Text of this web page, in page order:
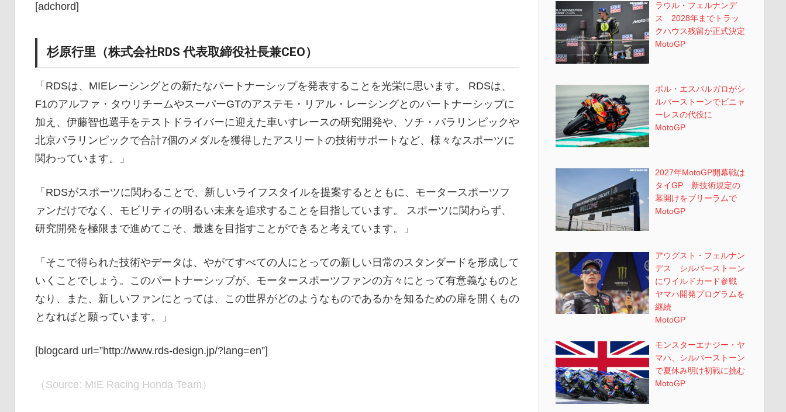
[adchord]
杉原行里（株式会社RDS 代表取締役社長兼CEO）
「RDSは、MIEレーシングとの新たなパートナーシップを発表することを光栄に思います。 RDSは、
F1のアルファ・タウリチームやスーパーGTのアステモ・リアル・レーシングとのパートナーシップに
加え、伊藤智也選手をテストドライバーに迎えた車いすレースの研究開発や、ソチ・パラリンピックや
北京パラリンピックで合計7個のメダルを獲得したアスリートの技術サポートなど、様々なスポーツに
関わっています。」
「RDSがスポーツに関わることで、新しいライフスタイルを提案するとともに、モータースポーツフ
ァンだけでなく、モビリティの明るい未来を追求することを目指しています。 スポーツに関わらず、
研究開発を極限まで進めてこそ、最速を目指すことができると考えています。」
「そこで得られた技術やデータは、やがてすべての人にとっての新しい日常のスタンダードを形成して
いくことでしょう。このパートナーシップが、モータースポーツファンの方々にとって有意義なものと
なり、また、新しいファンにとっては、この世界がどのようなものであるかを知るための扉を開くもの
となればと願っています。」
[blogcard url=”http://www.rds-design.jp/?lang=en”]
（Source: MIE Racing Honda Team）
ラウル・フェルナンデ
ス 2028年までトラッ
クハウス残留が正式決定
MotoGP
ポル・エスパルガロがシ
ルバーストーンでビニャ
ーレスの代役に
MotoGP
2027年MotoGP開幕戦は
タイGP 新技術規定の
幕開けをブリーラムで
MotoGP
アウグスト・フェルナン
デス シルバーストーン
にワイルドカード参戦
ヤマハ開発プログラムを
継続
MotoGP
モンスターエナジー・ヤ
マハ、シルバーストーン
で夏休み明け初戦に挑む
MotoGP